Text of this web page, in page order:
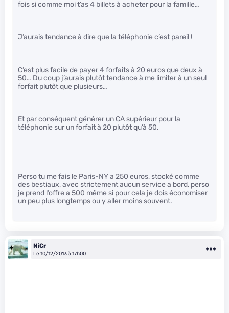
fois si comme moi t’as 4 billets à acheter pour la famille…
J’aurais tendance à dire que la téléphonie c’est pareil !
C’est plus facile de payer 4 forfaits à 20 euros que deux à
50… Du coup j’aurais plutôt tendance à me limiter à un seul
forfait plutôt que plusieurs…
Et par conséquent générer un CA supérieur pour la
téléphonie sur un forfait à 20 plutôt qu’à 50.
Perso tu me fais le Paris-NY a 250 euros, stocké comme
des bestiaux, avec strictement aucun service a bord, perso
je prend l’offre a 500 même si pour cela je dois économiser
un peu plus longtemps ou y aller moins souvent.
NiCr
Le 10/12/2013 à 17h00